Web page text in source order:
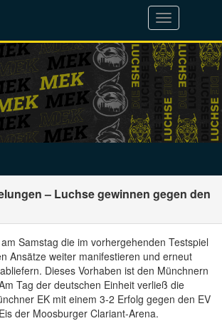
Toggle
navigation
– Luchse gewinnen gegen den
Samstag die im vorhergehenden Testspiel
Ansätze weiter manifestieren und erneut
Dieses Vorhaben ist den Münchnern
Tag der deutschen Einheit verließ die
EK mit einem 3-2 Erfolg gegen den EV
der Moosburger Clariant-Arena.